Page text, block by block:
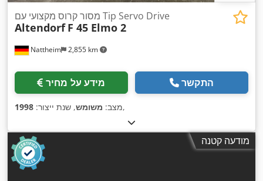
Nattheim 2,855 km
מסור קרוס מקצועי עם Tip Servo Drive
Altendorf F 45 Elmo 2
מידע על מחיר התקשר
מצב: משומש, שנת ייצור: 1998 ,
מודעה קטנה